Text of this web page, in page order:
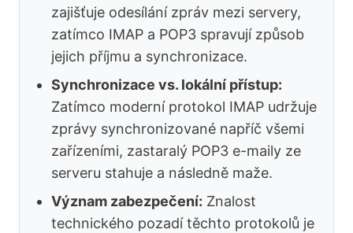
zajišťuje odesílání zpráv mezi servery,
zatímco IMAP a POP3 spravují způsob
jejich příjmu a synchronizace.
Synchronizace vs. lokální přístup:
Zatímco moderní protokol IMAP udržuje
zprávy synchronizované napříč všemi
zařízeními, zastaralý POP3 e-maily ze
serveru stahuje a následně maže.
Význam zabezpečení: Znalost
technického pozadí těchto protokolů je